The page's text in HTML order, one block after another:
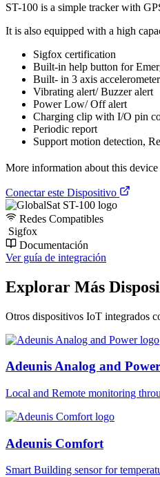
ST-100 is a simple tracker with
It is also equipped with a high
Sigfox certification
Built-in help button for
Built- in 3 axis
Vibrating alert/ Buzzer alert
Power Low/ Off alert
Charging clip with I/O pin
Periodic report
Support motion detection,
More information about this device
Conectar este Dispositivo
Redes Compatibles
Sigfox
Documentación
Ver guía de integración
Explorar Más
Otros dispositivos IoT integrados
Adeunis Analog and Power
Local and Remote monitoring
Adeunis Comfort
Smart Building sensor for